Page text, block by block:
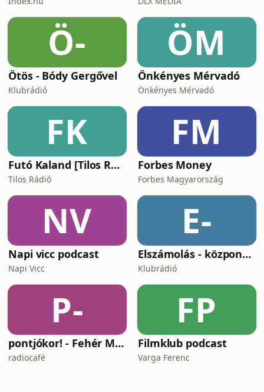
Ö-
Ötös - Bódy Gergővel
Klubrádió
ÖM
Önkényes Mérvadó
Önkényes Mérvadó
FK
Futó Kaland [Tilos Rádió podcast]
Tilos Rádió
FM
Forbes Money
Forbes Magyarország
NV
Napi vicc podcast
Napi Vicc
E-
Elszámolás - központosítás, lojalitás és a függetlenség ára
Klubrádió
P-
pontjókor! - Fehér Mariannal
radiocafé
FP
Filmklub podcast
Varga Ferenc